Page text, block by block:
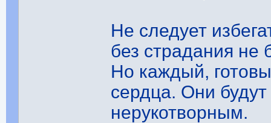
Не следует
без страдания не
Но каждый,
сердца. Они
нерукотворным.